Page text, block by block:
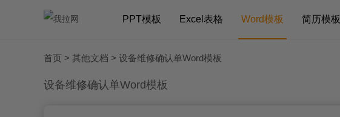
PPT模板 Excel表格 Word模板 简历模板
首页 > 其他文档 > 设备维修确认单Word模板
设备维修确认单Word模板